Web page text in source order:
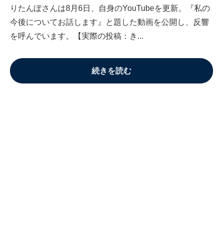
りたんぽさんは8月6日、自身のYouTubeを更新。『私の
今後についてお話します』と題した動画を公開し、反響
を呼んでいます。【実際の投稿：き...
続きを読む